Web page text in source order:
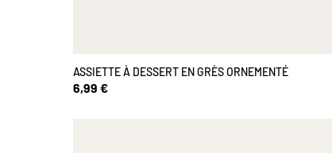
ASSIETTE À DESSERT EN GRÈS ORNEMENTÉ
6,99 €